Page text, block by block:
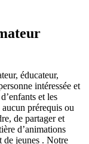
éducateur,
intéressée et
et les
prérequis ou
de partager et
d’animations
de jeunes . Notre